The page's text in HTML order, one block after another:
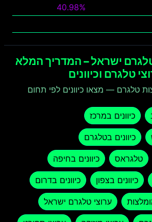
40.98%
ישראל – המדריך המלא
טלגרם וכיוונים
טלגרם — מצאו כיוונים לפי תחום
כיוונים במרכז
כיוונים בטלגרם
טלגראס כיוונים בחיפה
כיוונים בצפון כיוונים בדרום
ערוצי טלגרם ישראל